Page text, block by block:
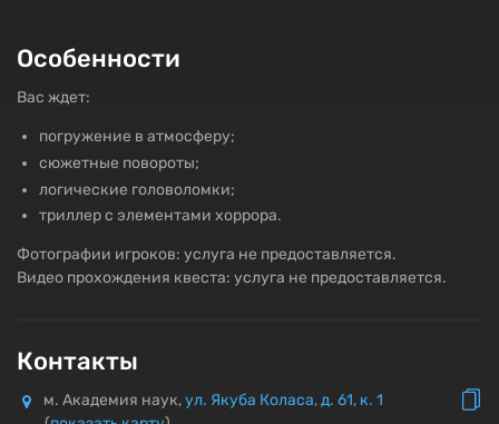
Особенности
Вас ждет:
погружение в атмосферу;
сюжетные повороты;
логические головоломки;
триллер с элементами хоррора.
Фотографии игроков: услуга не предоставляется.
Видео прохождения квеста: услуга не предоставляется.
Контакты
м. Академия наук,ул. Якуба Коласа, д. 61, к. 1